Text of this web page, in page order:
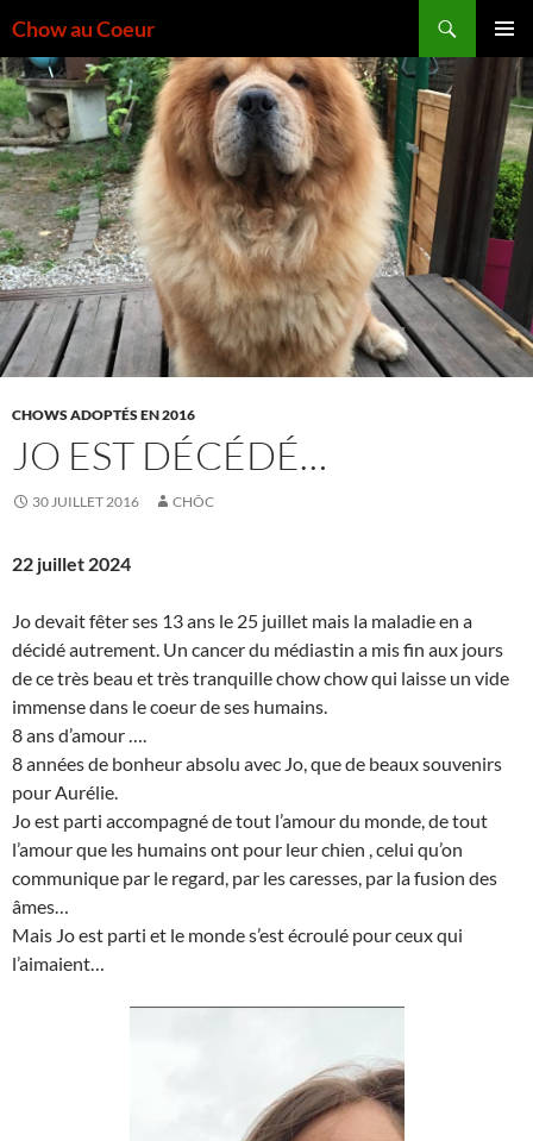
au
contenu
Chow au Coeur
MENU
CHOWS ADOPTÉS EN 2016
JO EST DÉCÉDÉ…
30 JUILLET 2016 CHÔC
22 juillet 2024
Jo devait fêter ses 13 ans le 25 juillet mais la maladie en a
décidé autrement. Un cancer du médiastin a mis fin aux jours
de ce très beau et très tranquille chow chow qui laisse un vide
immense dans le coeur de ses humains.
8 ans d’amour ….
8 années de bonheur absolu avec Jo, que de beaux souvenirs
pour Aurélie.
Jo est parti accompagné de tout l’amour du monde, de tout
l’amour que les humains ont pour leur chien , celui qu’on
communique par le regard, par les caresses, par la fusion des
âmes…
Mais Jo est parti et le monde s’est écroulé pour ceux qui
l’aimaient…